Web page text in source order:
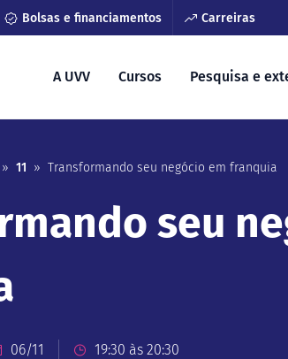
Bolsas e financiamentos Carreiras
A UVV Cursos Pesquisa e
» 11 » Transformando seu negócio em franquia
seu
06/11 19:30 às 20:30